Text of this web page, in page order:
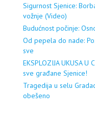
Sigurnost Sjenice:
vožnje (Video)
Budućnost počinje:
Od pepela do nade:
sve
EKSPLOZIJA UKUSA U
sve građane Sjenice!
Tragedija u selu
obešeno